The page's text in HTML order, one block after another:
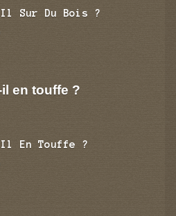
Il Sur Du Bois ?
en touffe ?
Il En Touffe ?